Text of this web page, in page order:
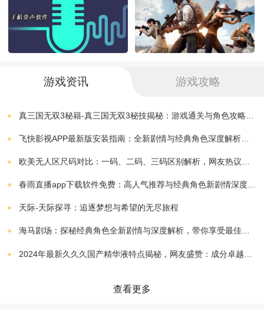
游戏玩法：
角色的移动和射击。
躲避攻击：敌人会使用各种攻击手段，如枪击、炸弹、
火焰等，玩家需要时刻注意躲避攻击，避免受到伤害。
游戏特色：
逼真的二战背景：游戏以二战为背景，画面精美，音效
0.00 MB
GunDoneCORPARADE
7.10.6.2 0.00 MB
下载
7.10.6.2 0.00 MB
GunClub3
下载
GunshipIII
下载
7.10.6.2 0.00 MB
下载
游戏资讯 游戏攻略
春雨直播app下载软件免费：高人气推荐与经典角色新剧情深度解析指南
天际-天际探寻：追逐梦想与希望的无尽旅程
海马剧场：探秘经典角色全新剧情与深度解析，带你享受最佳观剧指南
查看更多